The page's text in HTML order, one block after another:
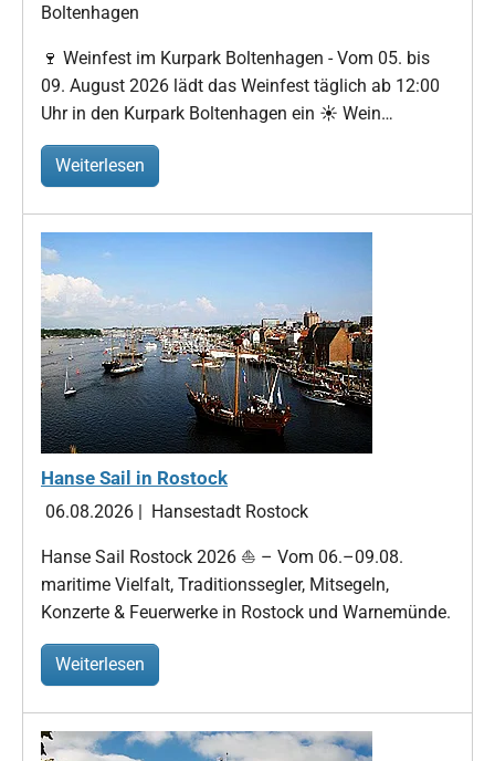
Boltenhagen
🍷 Weinfest im Kurpark Boltenhagen - Vom 05. bis
09. August 2026 lädt das Weinfest täglich ab 12:00
Uhr in den Kurpark Boltenhagen ein ☀️ Wein…
Weiterlesen
Hanse Sail in Rostock
06.08.2026 | Hansestadt Rostock
Hanse Sail Rostock 2026 ⛵ – Vom 06.–09.08.
maritime Vielfalt, Traditionssegler, Mitsegeln,
Konzerte & Feuerwerke in Rostock und Warnemünde.
Weiterlesen